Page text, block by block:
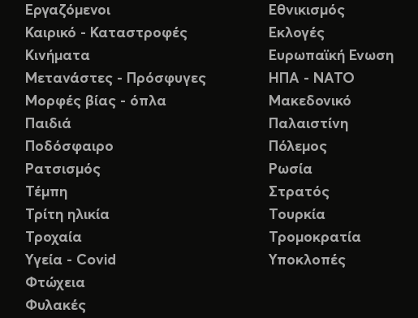
Εργαζόμενοι
Καιρικό - Καταστροφές
Κινήματα
Μετανάστες - Πρόσφυγες
Μορφές βίας - όπλα
Παιδιά
Ποδόσφαιρο
Ρατσισμός
Τέμπη
Τρίτη ηλικία
Τροχαία
Υγεία - Covid
Φτώχεια
Φυλακές
Εθνικισμός
Εκλογές
Ευρωπαϊκή Ενωση
ΗΠΑ - ΝΑΤΟ
Μακεδονικό
Παλαιστίνη
Πόλεμος
Ρωσία
Στρατός
Τουρκία
Τρομοκρατία
Υποκλοπές